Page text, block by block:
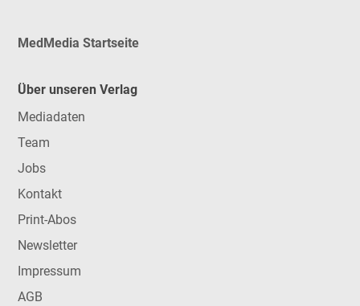
MedMedia Startseite
Über unseren Verlag
Mediadaten
Team
Jobs
Kontakt
Print-Abos
Newsletter
Impressum
AGB